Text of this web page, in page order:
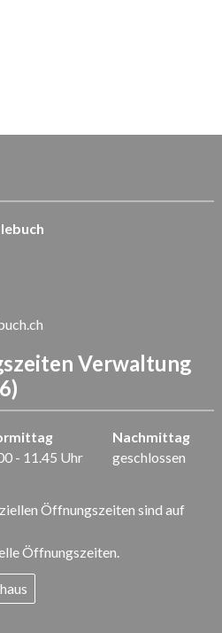
Verwaltung
Nachmittag
- 11.45 Uhr geschlossen
Öffnungszeiten sind auf
Öffnungszeiten.